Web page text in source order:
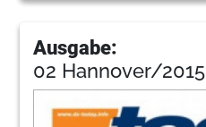
Ausgabe:
02 Hannover/2015